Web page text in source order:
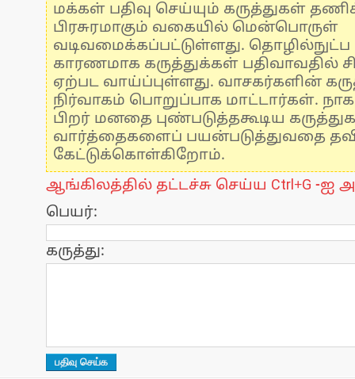
மக்கள் பதிவு செய்யும் கருத்துகள்
பிரசுரமாகும் வகையில் மென்பொருள்
வடிவமைக்கப்பட்டுள்ளது.
காரணமாக கருத்துக்கள் பதிவாவதில்
ஏற்பட வாய்ப்புள்ளது. வாசகர்களின்
நிர்வாகம் பொறுப்பாக மாட்டார்கள்.
பிறர் மனதை புண்படுத்தகூடிய
வார்த்தைகளைப் பயன்படுத்துவதை
கேட்டுக்கொள்கிறோம்.
ஆங்கிலத்தில் தட்டச்சு செய்ய Ctrl+G -ஐ
பெயர்:
கருத்து: